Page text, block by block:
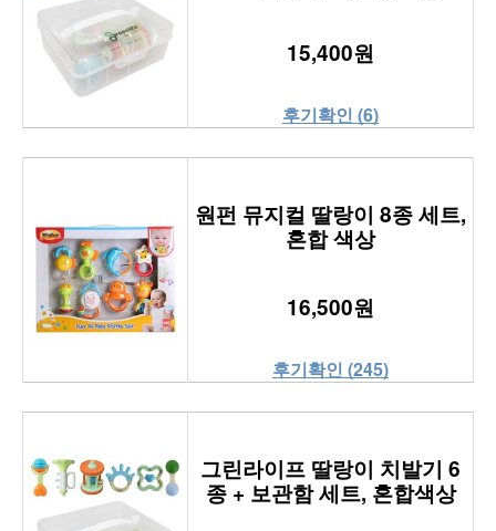
15,400원
후기확인 (6)
원펀 뮤지컬 딸랑이 8종 세트,
혼합 색상
16,500원
후기확인 (245)
그린라이프 딸랑이 치발기 6
종 + 보관함 세트, 혼합색상